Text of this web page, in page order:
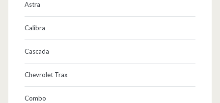
Astra
Calibra
Cascada
Chevrolet Trax
Combo